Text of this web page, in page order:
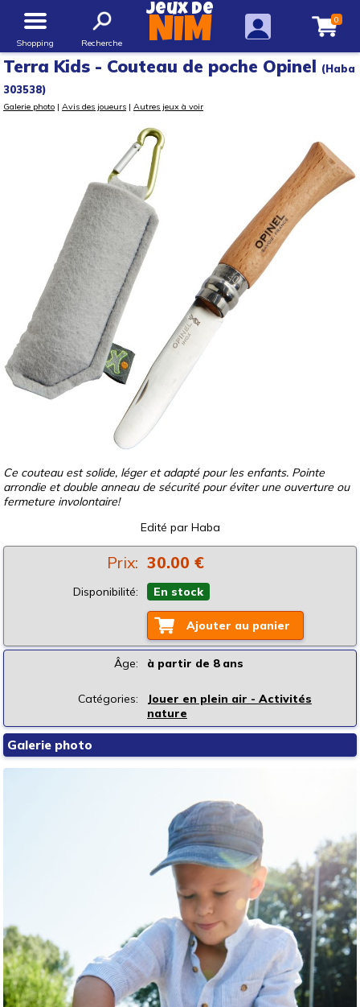
Shopping Recherche
Jeux de
NIM 0
Terra Kids - Couteau de poche Opinel (Haba
303538)
Galerie photo | Avis des joueurs | Autres jeux à voir
Ce couteau est solide, léger et adapté pour les enfants. Pointe
arrondie et double anneau de sécurité pour éviter une ouverture ou
fermeture involontaire!
Edité par Haba
Prix: 30.00 €
Disponibilité: En stock
Ajouter au panier
Âge: à partir de 8 ans
Catégories:
Jouer en plein air - Activités
nature
Galerie photo